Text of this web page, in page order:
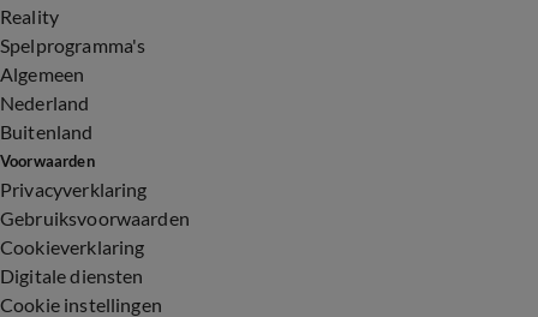
Reality
Spelprogramma's
Algemeen
Nederland
Buitenland
Voorwaarden
Privacyverklaring
Gebruiksvoorwaarden
Cookieverklaring
Digitale diensten
Cookie instellingen